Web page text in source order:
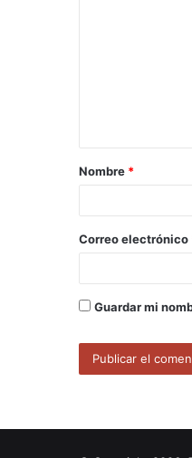
a
r
*
Nombre *
Correo electrónico
Guardar mi